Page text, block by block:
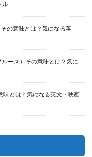
ル
の意味とは？気になる英
ース）その意味とは？気に
味とは？気になる英文・映画